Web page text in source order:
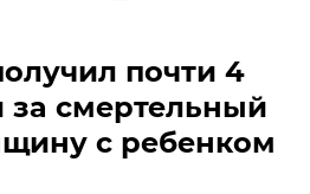
почти 4
за смертельный
с ребенком